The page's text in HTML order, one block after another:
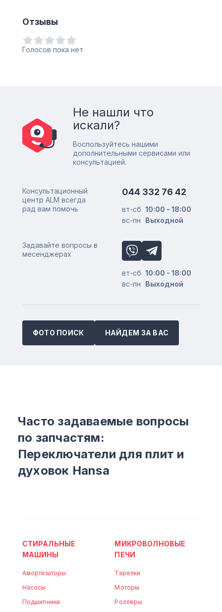
Отзывы
Голосов пока нет
Не нашли что
искали?
Воспользуйтесь нашими
дополнительными сервисами или
консультацией.
Консультационный
центр ALM всегда
рад вам помочь
044 332 76 42
вт-сб 10:00 - 18:00
вс-пн
Выходной
Задавайте вопросы в
месенджерах
вт-сб 10:00 - 18:00
вс-пн
Выходной
ФОТО ПОИСК НАЙДЕМ ЗА ВАС
Часто задаваемые вопросы
по запчастям:
Переключатели для плит и
духовок Hansa
СТИРАЛЬНЫЕ
МАШИНЫ
Амортизаторы
Насосы
Подшипники
МИКРОВОЛНОВЫЕ
ПЕЧИ
Тарелки
Моторы
Роллеры